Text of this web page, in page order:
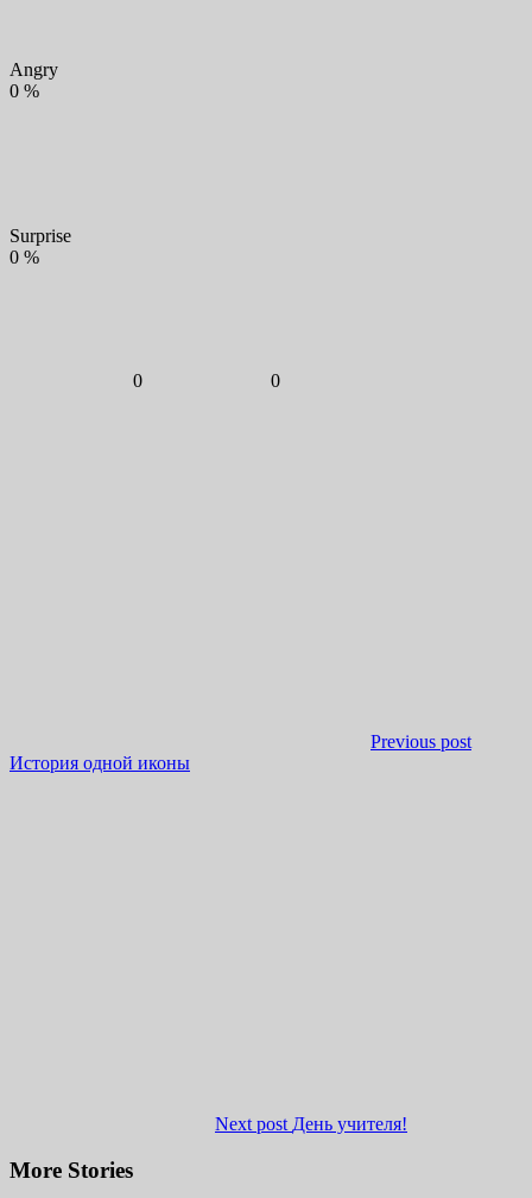
Angry
0 %
Surprise
0 %
0 0
Previous post
История одной иконы
Next post День учителя!
More Stories